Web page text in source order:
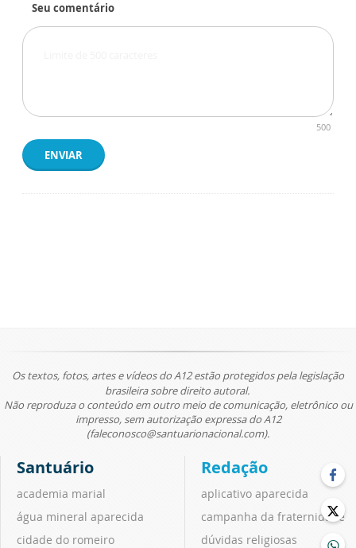
Seu comentário
500
ENVIAR
Os textos, fotos, artes e vídeos do A12 estão protegidos pela legislação
brasileira sobre direito autoral.
Não reproduza o conteúdo em outro meio de comunicação, eletrônico ou
impresso, sem autorização expressa do A12
(faleconosco@santuarionacional.com).
Santuário
academia marial
água mineral aparecida
cidade do romeiro
Redação
aplicativo aparecida
campanha da fraternidade
dúvidas religiosas